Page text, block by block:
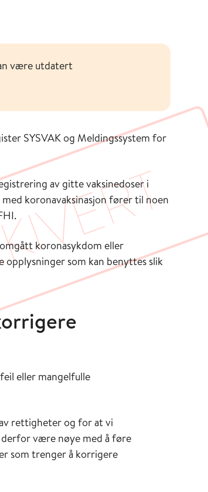
være utdatert
SYSVAK og Meldingssystem for
av gitte vaksinedoser i
koronavaksinasjon fører til noen
koronasykdom eller
som kan benyttes slik
eller mangelfulle
rettigheter og for at vi
derfor være nøye med å føre
som trenger å korrigere